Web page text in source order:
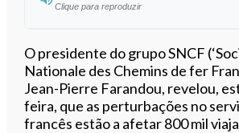
Clique para reproduzir
Ouvir este artigo
O presidente do grupo SNCF
Nationale des Chemins de fer
Jean-Pierre Farandou, revelou,
feira, que as perturbações no
francês estão a afetar 800 mil